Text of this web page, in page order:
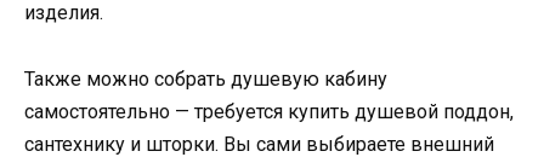
изделия.
Также можно собрать душевую кабину
самостоятельно — требуется купить душевой поддон,
сантехнику и шторки. Вы сами выбираете внешний